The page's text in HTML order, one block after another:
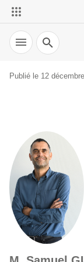
Recherche
Publié le 12